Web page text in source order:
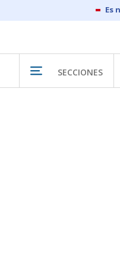
SECCIONES